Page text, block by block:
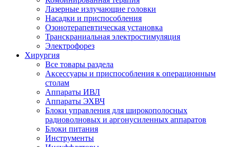
Лазерные излучающие головки
Насадки и приспособления
Озонотерапевтическая установка
Транскраниальная электростимуляция
Электрофорез
Хирургия
Все товары раздела
Аксессуары и приспособления к операционным
столам
Аппараты ИВЛ
Аппараты ЭХВЧ
Блоки управления для широкополосных
радиоволновых и аргонусиленных аппаратов
Блоки питания
Инструменты